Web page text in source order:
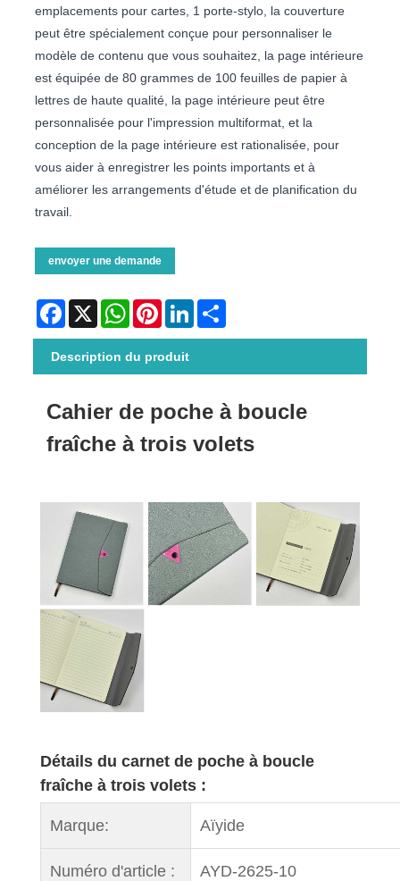
emplacements pour cartes, 1 porte-stylo, la couverture
peut être spécialement conçue pour personnaliser le
modèle de contenu que vous souhaitez, la page intérieure
est équipée de 80 grammes de 100 feuilles de papier à
lettres de haute qualité, la page intérieure peut être
personnalisée pour l'impression multiformat, et la
conception de la page intérieure est rationalisée, pour
vous aider à enregistrer les points importants et à
améliorer les arrangements d'étude et de planification du
travail.
envoyer une demande
Facebook
X WhatsAppPinterestLinkedIn
Description du produit
Cahier de poche à boucle
fraîche à trois volets
Détails du carnet de poche à boucle
fraîche à trois volets :
Marque: Aïyide
Numéro d'article : AYD-2625-10